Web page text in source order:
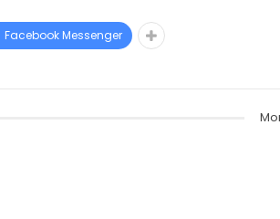
Facebook Messenger